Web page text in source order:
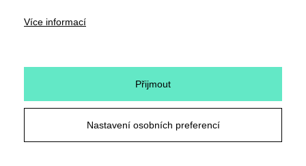
Více informací
Přijmout
Nastavení osobních preferencí